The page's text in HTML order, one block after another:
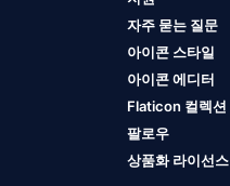
자주 묻는 질문
아이콘 스타일
아이콘 에디터
Flaticon 컬렉션
팔로우
상품화 라이선스